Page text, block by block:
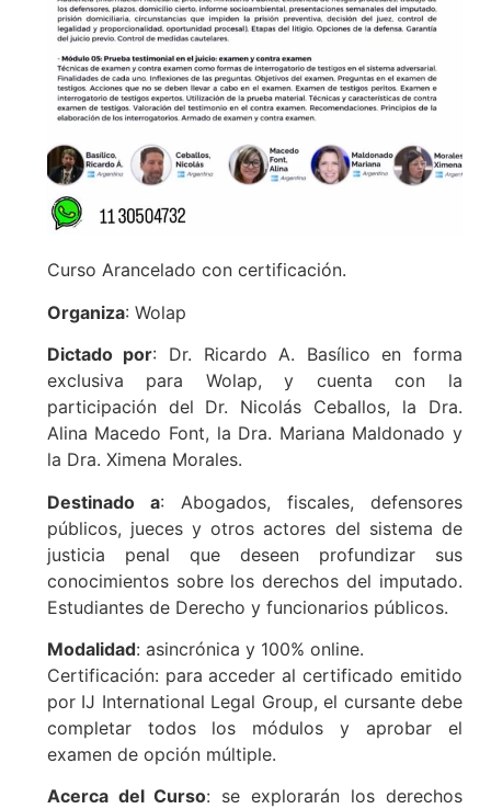
Curso Arancelado con certificación.
Organiza: Wolap
Dictado por: Dr. Ricardo A. Basílico en forma
exclusiva para Wolap, y cuenta con la
participación del Dr. Nicolás Ceballos, la Dra.
Alina Macedo Font, la Dra. Mariana Maldonado y
la Dra. Ximena Morales.
Destinado a: Abogados, fiscales, defensores
públicos, jueces y otros actores del sistema de
justicia penal que deseen profundizar sus
conocimientos sobre los derechos del imputado.
Estudiantes de Derecho y funcionarios públicos.
Modalidad: asincrónica y 100% online.
Certificación: para acceder al certificado emitido
por IJ International Legal Group, el cursante debe
completar todos los módulos y aprobar el
examen de opción múltiple.
Acerca del Curso: se explorarán los derechos